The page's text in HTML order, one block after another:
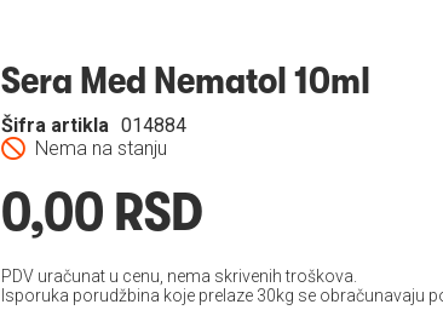
Sera Med Nematol 10ml
Nema na stanju
Šifra artikla 014884
0,00 RSD
PDV uračunat u cenu, nema skrivenih troškova.
Isporuka porudžbina koje prelaze 30kg se obračunavaju